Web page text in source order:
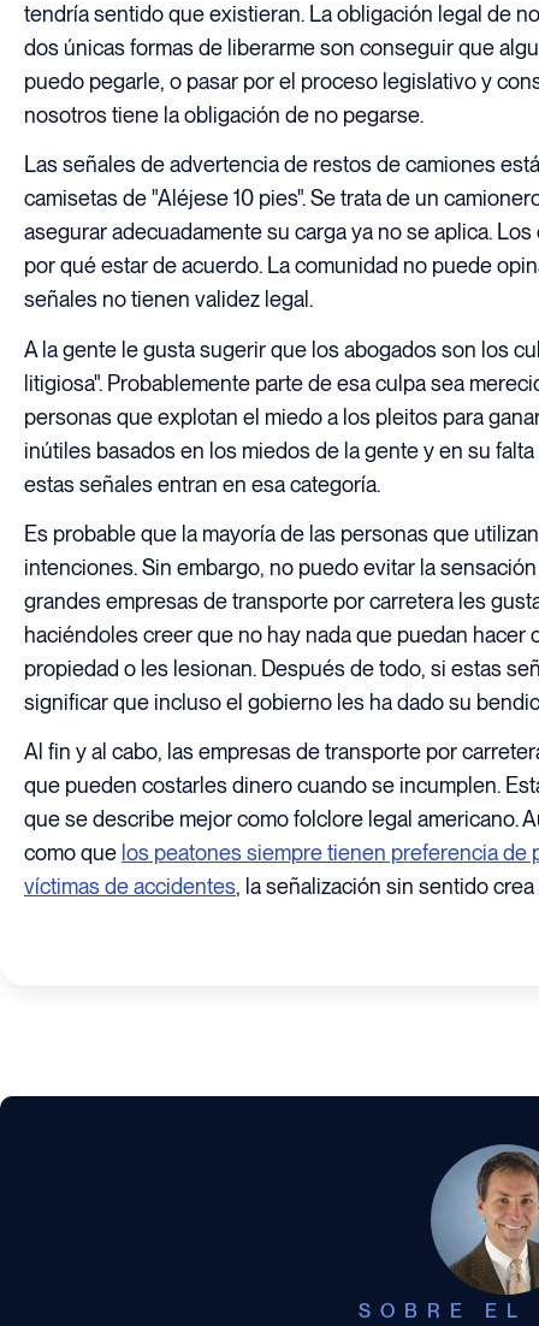
tendría sentido que existieran. La obligación legal de
dos únicas formas de liberarme son conseguir que
puedo pegarle, o pasar por el proceso legislativo y
nosotros tiene la obligación de no pegarse.
Las señales de advertencia de restos de camiones
camisetas de "Aléjese 10 pies". Se trata de un
asegurar adecuadamente su carga ya no se aplica.
por qué estar de acuerdo. La comunidad no puede
señales no tienen validez legal.
A la gente le gusta sugerir que los abogados son los
litigiosa". Probablemente parte de esa culpa sea
personas que explotan el miedo a los pleitos para
inútiles basados en los miedos de la gente y en su
estas señales entran en esa categoría.
Es probable que la mayoría de las personas que
intenciones. Sin embargo, no puedo evitar la
grandes empresas de transporte por carretera les
haciéndoles creer que no hay nada que puedan hacer
propiedad o les lesionan. Después de todo, si estas
significar que incluso el gobierno les ha dado su
Al fin y al cabo, las empresas de transporte por
que pueden costarles dinero cuando se incumplen.
que se describe mejor como folclore legal americano.
como que los peatones siempre tienen preferencia de
víctimas de accidentes, la señalización sin sentido
SOBRE EL